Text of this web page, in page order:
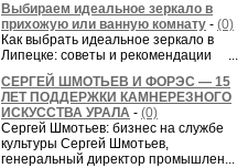
Выбираем идеальное зеркало в
прихожую или ванную комнату - (0)
Как выбрать идеальное зеркало в
Липецке: советы и рекомендации ...
СЕРГЕЙ ШМОТЬЕВ И ФОРЭС — 15
ЛЕТ ПОДДЕРЖКИ КАМНЕРЕЗНОГО
ИСКУССТВА УРАЛА - (0)
Сергей Шмотьев: бизнес на службе
культуры Сергей Шмотьев,
генеральный директор промышлен...